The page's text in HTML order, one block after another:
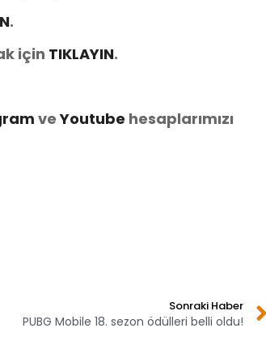
.
için TIKLAYIN.
veYoutube hesaplarımızı
Sonraki Haber
PUBG Mobile 18. sezon ödülleri belli oldu!